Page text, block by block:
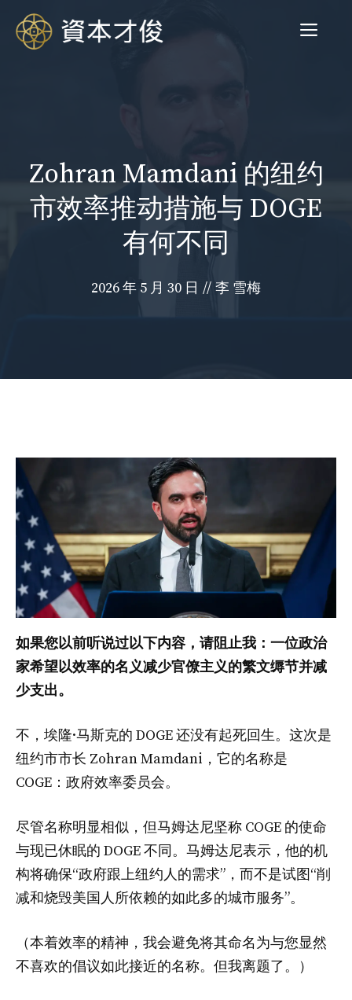
菜
Zohran Mamdani 的纽约
市效率推动措施与 DOGE
有何不同
2026 年 5 月 30 日 // 李 雪梅
如果您以前听说过以下内容，请阻止我：一位政治
家希望以效率的名义减少官僚主义的繁文缛节并减
少支出。
不，埃隆·马斯克的 DOGE 还没有起死回生。这次是
纽约市市长 Zohran Mamdani，它的名称是
COGE：政府效率委员会。
尽管名称明显相似，但马姆达尼坚称 COGE 的使命
与现已休眠的 DOGE 不同。马姆达尼表示，他的机
构将确保“政府跟上纽约人的需求”，而不是试图“削
减和烧毁美国人所依赖的如此多的城市服务”。
（本着效率的精神，我会避免将其命名为与您显然
不喜欢的倡议如此接近的名称。但我离题了。）